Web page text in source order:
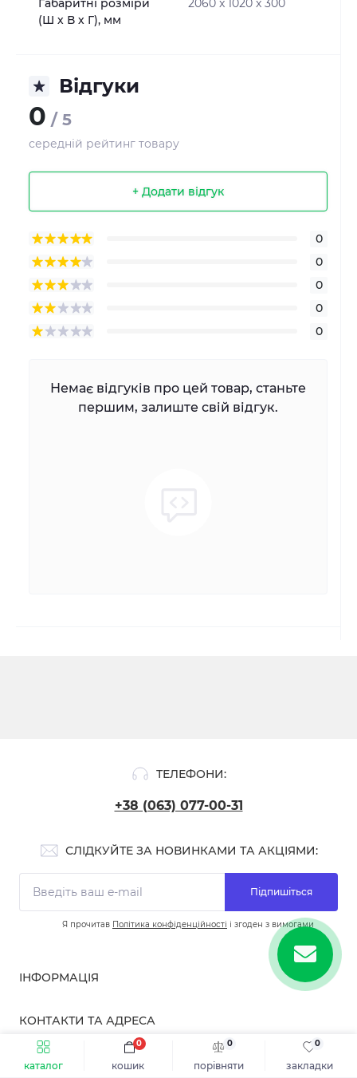
каталог порівняти
0
закладки
0
кошик
0
Габаритні розміри
(Ш х В х Г), мм
2060 x 1020 x 300
Відгуки
0 / 5
середній рейтинг товару
+ Додати відгук
0
0
0
0
0
Немає відгуків про цей товар, станьте
першим, залиште свій відгук.
ТЕЛЕФОНИ:
+38 (063) 077-00-31
СЛІДКУЙТЕ ЗА НОВИНКАМИ ТА АКЦІЯМИ:
Підпишіться
Я прочитав Політика конфіденційності і згоден з вимогами
ІНФОРМАЦІЯ
Доставка та оплата
Повернення та обмін
Контакти
КОНТАКТИ ТА АДРЕСА
бульвар Вацлава Гавела, 10, Київ, Україна